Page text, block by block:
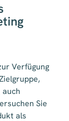
Verfügung
Sie
als